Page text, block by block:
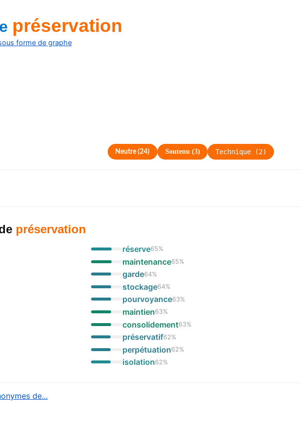
préservation
forme de graphe
Neutre (24) Soutenu(3) Technique(2)
préservation
réserve65%
maintenance65%
garde64%
stockage64%
pourvoyance63%
maintien63%
consolidement63%
préservatif62%
perpétuation62%
isolation62%
de...